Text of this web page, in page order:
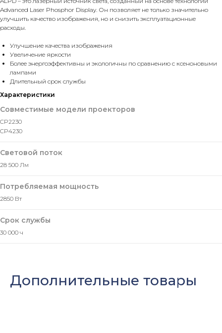
Advanced Laser Phosphor Display. Он позволяет не только значительно
улучшить качество изображения, но и снизить эксплуатационные
расходы.
Улучшение качества изображения
Увеличение яркости
Более энергоэффективны и экологичны по сравнению с ксеноновыми
лампами
Длительный срок службы
Характеристики
Совместимые модели проекторов
CP2230
CP4230
Световой поток
28 500 Лм
Потребляемая мощность
2850 Вт
Срок службы
30 000 ч
Дополнительные товары